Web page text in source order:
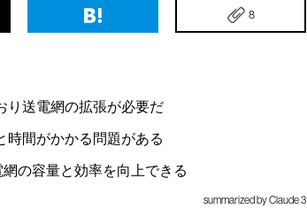
8
り送電網の拡張が必要だ
時間がかかる問題がある
の容量と効率を向上できる
summarized by Claude 3